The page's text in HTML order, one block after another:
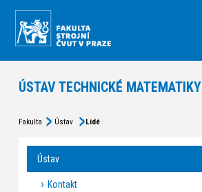
ÚSTAV TECHNICKÉ MATEMATIKY
Fakulta Ústav Lidé
Ústav
Kontakt